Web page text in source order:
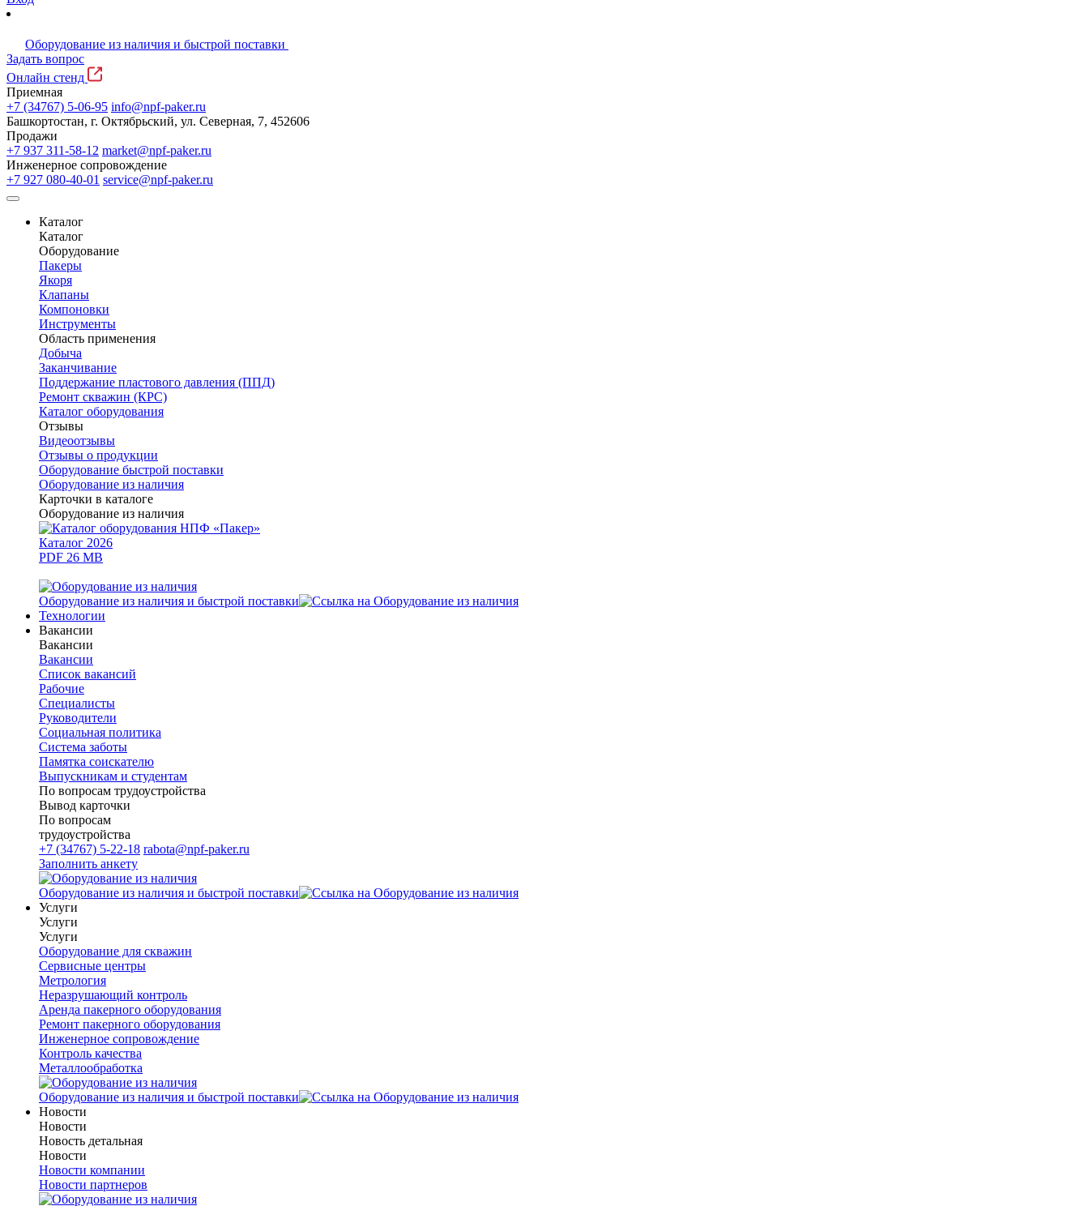
Оборудование из наличия и быстрой поставки
Задать вопрос
Онлайн стенд
Приемная
+7 (34767) 5-06-95 info@npf-paker.ru
Башкортостан, г. Октябрьский, ул. Северная, 7, 452606
Продажи
+7 937 311-58-12 market@npf-paker.ru
Инженерное сопровождение
+7 927 080-40-01 service@npf-paker.ru
Каталог
Каталог
Оборудование
Пакеры
Якоря
Клапаны
Компоновки
Инструменты
Область применения
Добыча
Заканчивание
Поддержание пластового давления (ППД)
Ремонт скважин (КРС)
Каталог оборудования
Отзывы
Видеоотзывы
Отзывы о продукции
Оборудование быстрой поставки
Оборудование из наличия
Карточки в каталоге
Оборудование из наличия
Каталог 2026
PDF 26 MB
Оборудование из наличия и быстрой поставки
Технологии
Вакансии
Вакансии
Вакансии
Список вакансий
Рабочие
Специалисты
Руководители
Cоциальная политика
Система заботы
Памятка соискателю
Выпускникам и студентам
По вопросам трудоустройства
Вывод карточки
По вопросам
трудоустройства
+7 (34767) 5-22-18 rabota@npf-paker.ru
Заполнить анкету
Оборудование из наличия и быстрой поставки
Услуги
Услуги
Услуги
Оборудование для скважин
Сервисные центры
Метрология
Неразрушающий контроль
Аренда пакерного оборудования
Ремонт пакерного оборудования
Инженерное сопровождение
Контроль качества
Металлообработка
Оборудование из наличия и быстрой поставки
Новости
Новости
Новость детальная
Новости
Новости компании
Новости партнеров